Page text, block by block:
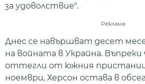
за удоволствие".
Реклама
Днес се навършват десет
на войната в Украйна. Въпреки
оттегли от южния
ноември, Херсон остава в